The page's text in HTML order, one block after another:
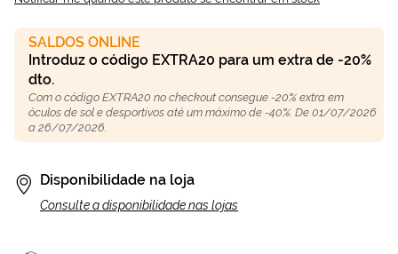
SALDOS ONLINE
Introduz o código EXTRA20 para um extra de -20%
dto.
Com o código EXTRA20 no checkout consegue -20% extra em
óculos de sol e desportivos até um máximo de -40%. De 01/07/2026
a 26/07/2026.
Disponibilidade na loja
Consulte a disponibilidade nas lojas